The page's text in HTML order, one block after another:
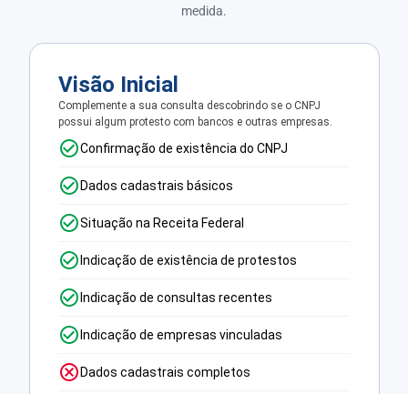
medida.
Visão Inicial
Complemente a sua consulta descobrindo se o CNPJ
possui algum protesto com bancos e outras empresas.
Confirmação de existência do CNPJ
Dados cadastrais básicos
Situação na Receita Federal
Indicação de existência de protestos
Indicação de consultas recentes
Indicação de empresas vinculadas
Dados cadastrais completos